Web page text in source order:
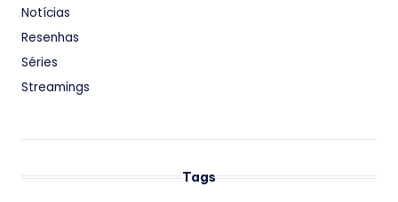
Notícias
Resenhas
Séries
Streamings
Tags